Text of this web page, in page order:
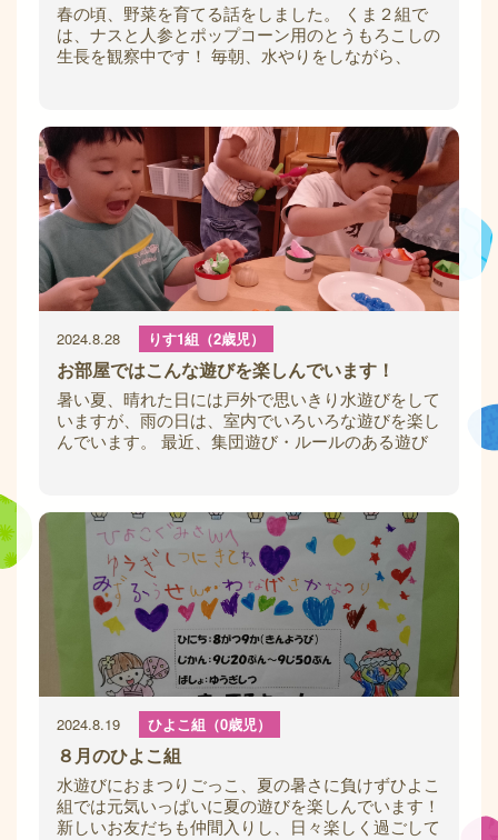
春の頃、野菜を育てる話をしました。 くま２組で
は、ナスと人参とポップコーン用のとうもろこしの
生長を観察中です！ 毎朝、水やりをしながら、
2024.8.28 りす1組（2歳児）
お部屋ではこんな遊びを楽しんでいます！
暑い夏、晴れた日には戸外で思いきり水遊びをして
いますが、雨の日は、室内でいろいろな遊びを楽し
んでいます。 最近、集団遊び・ルールのある遊び
2024.8.19 ひよこ組（0歳児）
８月のひよこ組
水遊びにおまつりごっこ、夏の暑さに負けずひよこ
組では元気いっぱいに夏の遊びを楽しんでいます！
新しいお友だちも仲間入りし、日々楽しく過ごして